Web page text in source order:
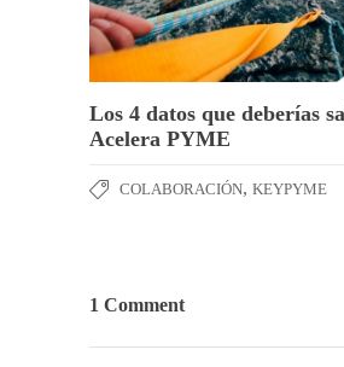
Los 4 datos que deberías
Acelera PYME
COLABORACIÓN, KEYPYME
1 Comment